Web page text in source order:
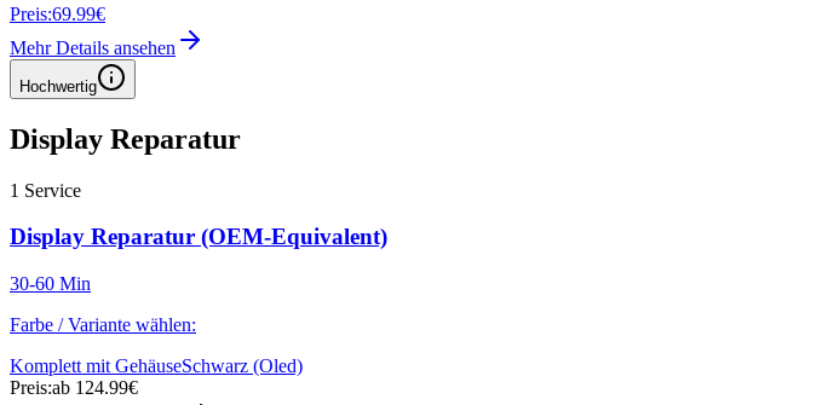
Preis:69.99€
Mehr Details ansehen
Hochwertig
Display Reparatur
1 Service
Display Reparatur (OEM-Equivalent)
30-60 Min
Farbe / Variante wählen:
Komplett mit GehäuseSchwarz (Oled)
Preis:ab 124.99€